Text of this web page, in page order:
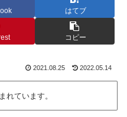
はてブ
コピー
2021.08.25 2022.05.14
れています。